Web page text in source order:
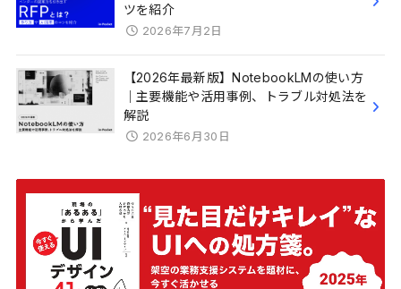
ツを紹介
2026年7月2日
【2026年最新版】NotebookLMの使い方
｜主要機能や活用事例、トラブル対処法を
解説
2026年6月30日